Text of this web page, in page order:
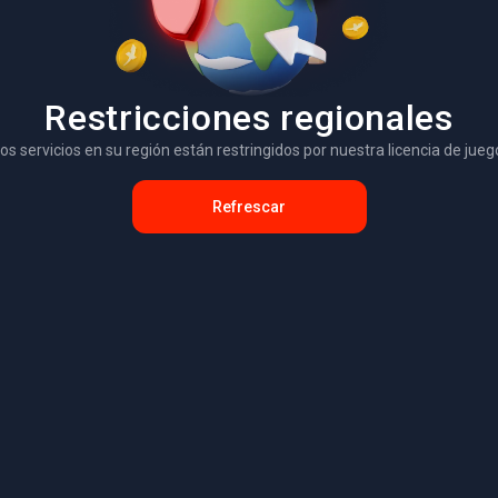
Restricciones regionales
servicios en su región están restringidos por nuestra licencia de
Refrescar